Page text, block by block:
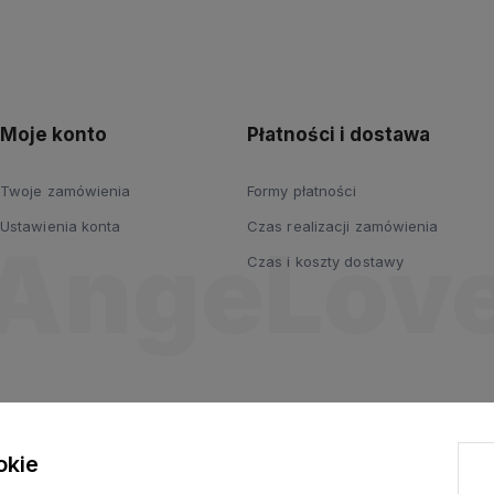
Moje konto
Twoje zamówienia
Ustawienia konta
Płatności i dostawa
Formy płatności
Czas realizacji zamówienia
Czas i koszty dostawy